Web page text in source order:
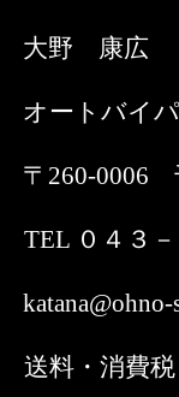
野 康広
ツ．ケ
県千葉
２２７－
料・消費